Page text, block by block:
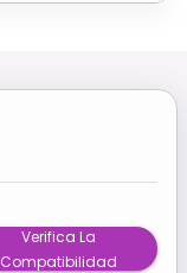
Verifica La
Compatibilidad